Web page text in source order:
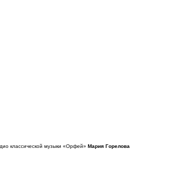
классической музыки «Орфей» Мария Горелова